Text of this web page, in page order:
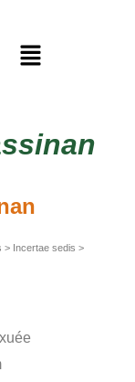
> Incertae sedis >